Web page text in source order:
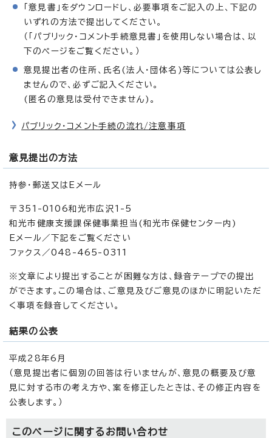
「意見書」をダウンロードし、必要事項をご記入の上、下記の
いずれの方法で提出してください。
（「パブリック・コメント手続意見書」を使用しない場合は、以
下のページをご覧ください。）
意見提出者の住所、氏名(法人・団体名)等については公表し
ませんので、必ずご記入ください。
(匿名の意見は受付できません)。
パブリック・コメント手続の流れ/注意事項
意見提出の方法
持参・郵送又はEメール
〒351-0106和光市広沢1-5
和光市健康支援課保健事業担当(和光市保健センター内)
Eメール／下記をご覧ください
ファクス／048-465-0311
※文章により提出することが困難な方は、録音テープでの提出
ができます。この場合は、ご意見及びご意見のほかに明記いただ
く事項を録音してください。
結果の公表
平成28年6月
（意見提出者に個別の回答は行いませんが、意見の概要及び意
見に対する市の考え方や、案を修正したときは、その修正内容を
公表します。）
このページに関する お問い合わせ